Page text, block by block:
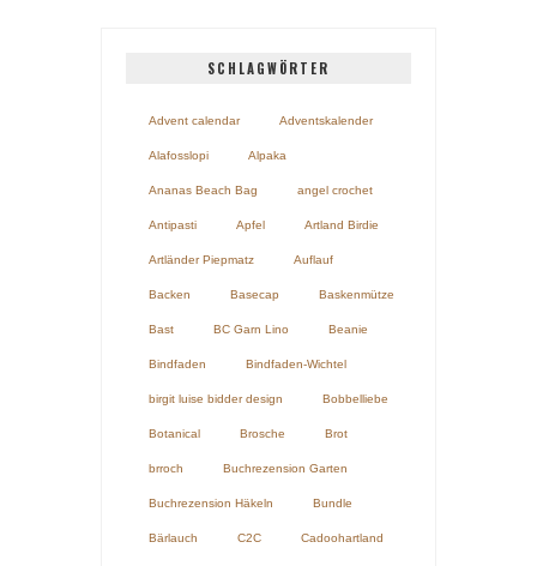
SCHLAGWÖRTER
Advent calendar Adventskalender
Alafosslopi Alpaka
Ananas Beach Bag angel crochet
Antipasti Apfel Artland Birdie
Artländer Piepmatz Auflauf
Backen Basecap Baskenmütze
Bast BC Garn Lino Beanie
Bindfaden Bindfaden-Wichtel
birgit luise bidder design Bobbelliebe
Botanical Brosche Brot
brroch Buchrezension Garten
Buchrezension Häkeln Bundle
Bärlauch C2C Cadoohartland